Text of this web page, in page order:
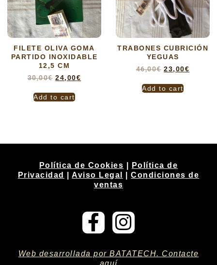
FILETE OLIVA GOMA
PARTIDO INOXIDABLE
12,5 CM
30,00€ 24,00€
Add to cart
TRABONES CUBRICIÓN
YEGUAS
46,00€ 23,00€
Add to cart
Política de Cookies
Política de
Privacidad
|Aviso Legal |Condiciones de
ventas
Web desarrollada por BATATECH. Contacte